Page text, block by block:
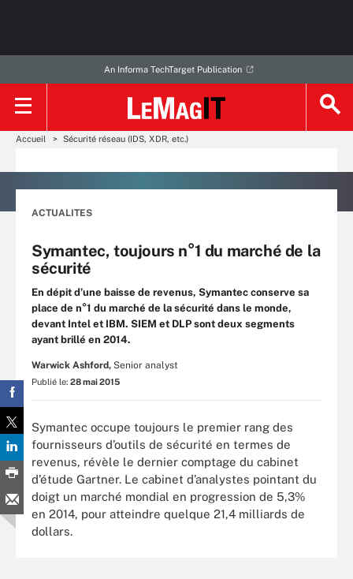
An Informa TechTarget Publication
Accueil Sécurité réseau (IDS, XDR, etc.)
ACTUALITES
Symantec, toujours n°1 du marché de la
sécurité
En dépit d’une baisse de revenus, Symantec conserve sa
place de n°1 du marché de la sécurité dans le monde,
devant Intel et IBM. SIEM et DLP sont deux segments
ayant brillé en 2014.
Warwick Ashford, Senior analyst
Publié le: 28 mai 2015
Symantec occupe toujours le premier rang des
fournisseurs d’outils de sécurité en termes de
revenus, révèle le dernier comptage du cabinet
d’étude Gartner. Le cabinet d’analystes pointant du
doigt un marché mondial en progression de 5,3%
en 2014, pour atteindre quelque 21,4 milliards de
dollars.